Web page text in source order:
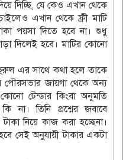
দিচ্ছি, যে কেও এখান থেকে
এখান থেকে ফ্রী মাটি
পয়সা দিতে হবে না। শুধু
দিলেই হবে। মাটির কোনো
এর সাথে কথা হলে তাকে
পৌরসভার জায়গা থেকে অন্য
টেন্ডার কিংবা অনুমতি
না। তিনি প্রশ্নের জবাবে
নিয়ে কাজ করা হচ্ছেনা।
সেই অনুযায়ী টাকার একটা